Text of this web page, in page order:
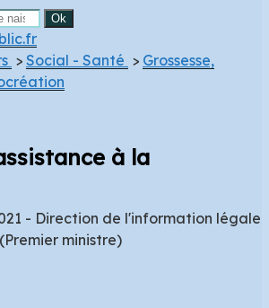
> Social - Santé > Grossesse,
à la
- Direction de l'information légale
ministre)